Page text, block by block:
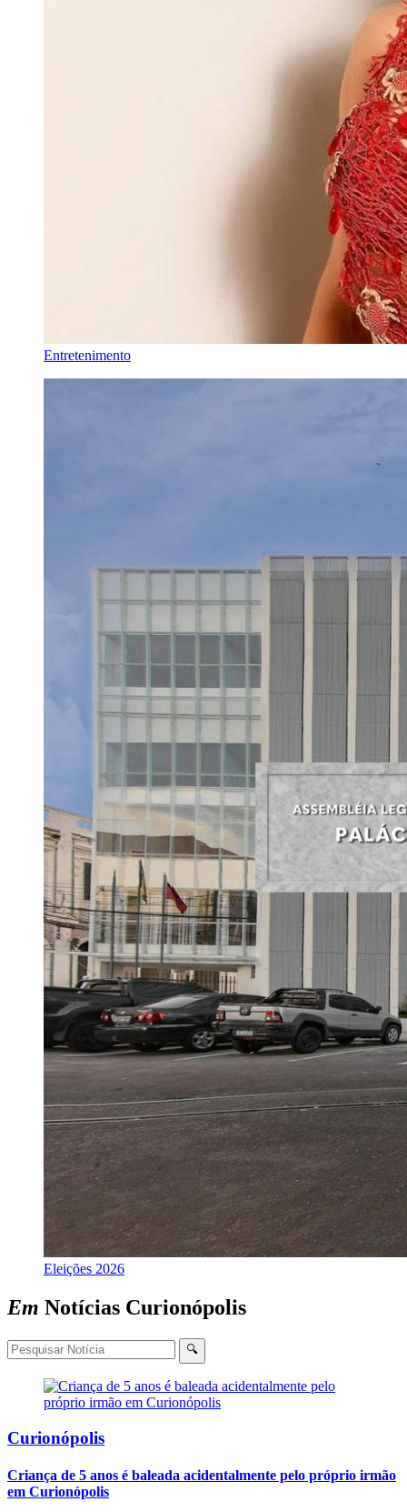
Entretenimento
Eleições 2026
Em Notícias Curionópolis
🔍
Curionópolis
Criança de 5 anos é baleada acidentalmente pelo próprio irmão
em Curionópolis